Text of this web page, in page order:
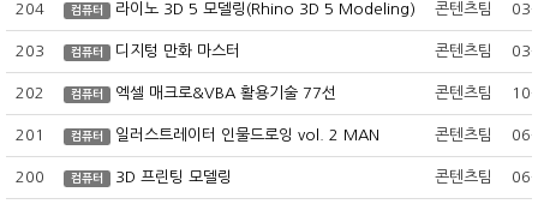
204 컴퓨터 라이노 3D 5 모델링(Rhino 3D 5 Modeling) 콘텐츠팀
203 컴퓨터 디지텅 만화 마스터 콘텐츠팀
202 컴퓨터 엑셀 매크로&VBA 활용기술 77선 콘텐츠팀
201 컴퓨터 일러스트레이터 인물드로잉 vol. 2 MAN 콘텐츠팀
200 컴퓨터 3D 프린팅 모델링 콘텐츠팀